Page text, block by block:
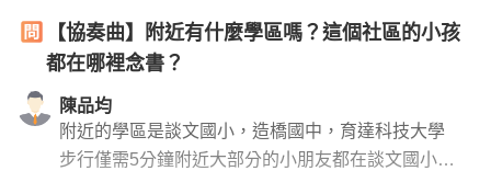
【協奏曲】附近有什麼學區嗎？這個社區的小孩
都在哪裡念書？
陳品均
附近的學區是談文國小，造橋國中，育達科技大學
步行僅需5分鐘附近大部分的小朋友都在談文國小，